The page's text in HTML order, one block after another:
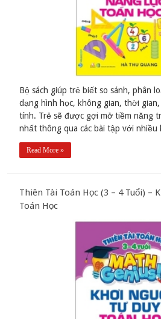
Bộ sách giúp trẻ biết so sánh, phân
dạng hình học, không gian, thời gian,
tính. Trẻ sẽ được gợi mở tiềm năng
nhất thông qua các bài tập với nhiều
Read More »
Thiên Tài Toán Học (3 – 4 Tuổi) –
Toán Học